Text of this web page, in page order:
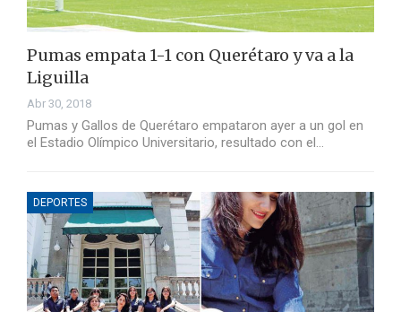
Pumas empata 1-1 con Querétaro y va a la
Liguilla
Abr 30, 2018
Pumas y Gallos de Querétaro empataron ayer a un gol en
el Estadio Olímpico Universitario, resultado con el…
DEPORTES